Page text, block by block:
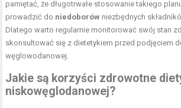
pamiętać, że długotrwałe stosowanie takiego
prowadzić do niedoborów niezbędnych
Dlatego warto regularnie monitorować swój stan
skonsultować się z dietetykiem przed podjęciem
węglowodanowej.
Jakie są korzyści zdrowotne
niskowęglodanowej?